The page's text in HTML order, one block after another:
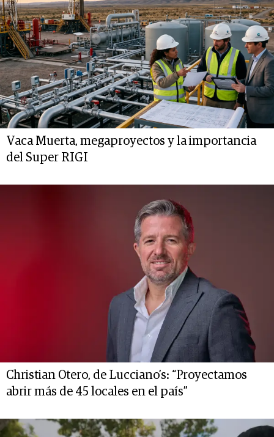
Vaca Muerta, megaproyectos y la importancia
del Super RIGI
Christian Otero, de Lucciano’s: “Proyectamos
abrir más de 45 locales en el país”